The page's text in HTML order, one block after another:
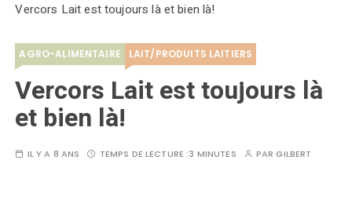
Vercors Lait est toujours là et bien là!
AGRO-ALIMENTAIRE LAIT/PRODUITS LAITIERS
Vercors Lait est toujours là
et bien là!
IL Y A 8 ANS TEMPS DE LECTURE :3 MINUTES PARGILBERT